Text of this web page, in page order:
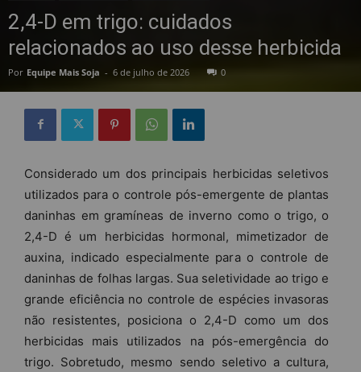
2,4-D em trigo: cuidados
relacionados ao uso desse herbicida
Por Equipe Mais Soja - 6 de julho de 2026 0
Considerado um dos principais herbicidas seletivos
utilizados para o controle pós-emergente de plantas
daninhas em gramíneas de inverno como o trigo, o
2,4-D é um herbicidas hormonal, mimetizador de
auxina, indicado especialmente para o controle de
daninhas de folhas largas. Sua seletividade ao trigo e
grande eficiência no controle de espécies invasoras
não resistentes, posiciona o 2,4-D como um dos
herbicidas mais utilizados na pós-emergência do
trigo. Sobretudo, mesmo sendo seletivo a cultura,